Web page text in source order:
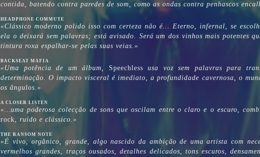
contida, batendo contra paredes de som, como as ondas contra penhascos
HEADPHONE COMMUTE
«Clássico moderno polido isso com certeza não é… Eterno, infernal, se
ela o deixará sem palavras; está avisado. Será um dos vinhos mais potentes
tintura roxa espalhar-se pelas suas veias.»
BACKSEAT MAFIA
«Uma potência de um álbum, Speechless usa voz sem palavras para
determinação. O impacto visceral é imediato, a profundidade cavernosa, o
os ângulos.»
A CLOSER LISTEN
«…uma poderosa colecção de sons que oscilam entre o claro e o escuro,
rock, ruído e clássico.»
THE RANSOM NOTE
«É vivo, orgânico, grande, algo nascido da ambição de uma artista com
vermelhos grandes, traços ousados, detalhes delicados, tons escuros,